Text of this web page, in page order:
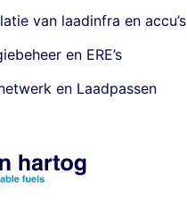
van laadinfra en accu’s
en ERE’s
en Laadpassen